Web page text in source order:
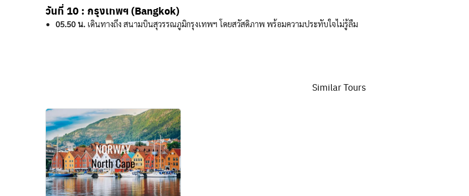
วันที่ 10 : กรุงเทพฯ (Bangkok)
05.50 น. เดินทางถึง สนามบินสุวรรณภูมิกรุงเทพฯ โดยสวัสดิภาพ พร้อมความประทับใจไม่รู้ลืม
Similar Tours